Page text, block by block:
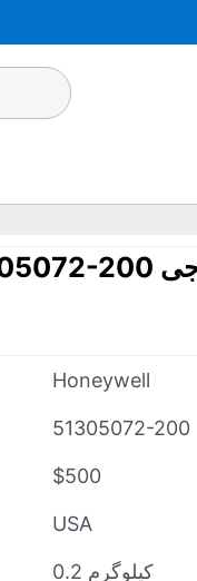
Honeywell
51305072-200
$500
USA
0.2 کیلوگرم